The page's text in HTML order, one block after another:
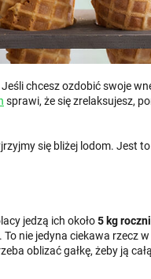
chcesz ozdobić swoje
sprawi, że się zrelaksujesz,
się bliżej lodom. Jest
jedzą ich około5 kg
nie jedyna ciekawa rzecz
oblizać gałkę, żeby ją